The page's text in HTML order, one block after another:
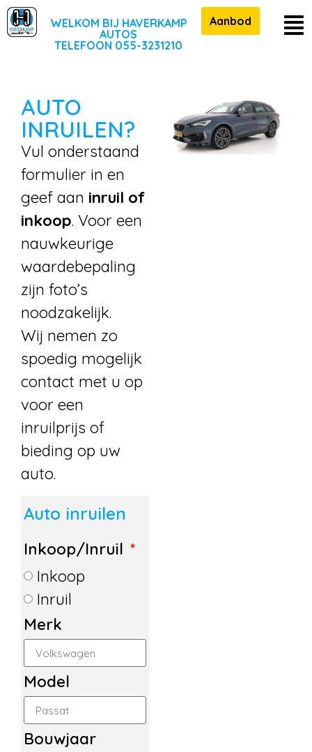
WELKOM BIJ HAVERKAMP
AUTOS
TELEFOON 055-3231210
Aanbod
AUTO
INRUILEN?
Vul onderstaand
formulier in en
geef aan inruil of
inkoop. Voor een
nauwkeurige
waardebepaling
zijn foto’s
noodzakelijk.
Wij nemen zo
spoedig mogelijk
contact met u op
voor een
inruilprijs of
bieding op uw
auto.
Auto inruilen
Inkoop/Inruil
Inkoop
Inruil
Merk
Model
Bouwjaar